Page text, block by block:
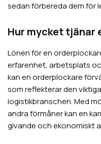
sedan förbereda dem för
Hur mycket tjänar
Lönen för en
erfarenhet, arbetsplats
kan en orderplockare
som reflekterar den
logistikbranschen. Med
andra förmåner kan en
givande och ekonomiskt